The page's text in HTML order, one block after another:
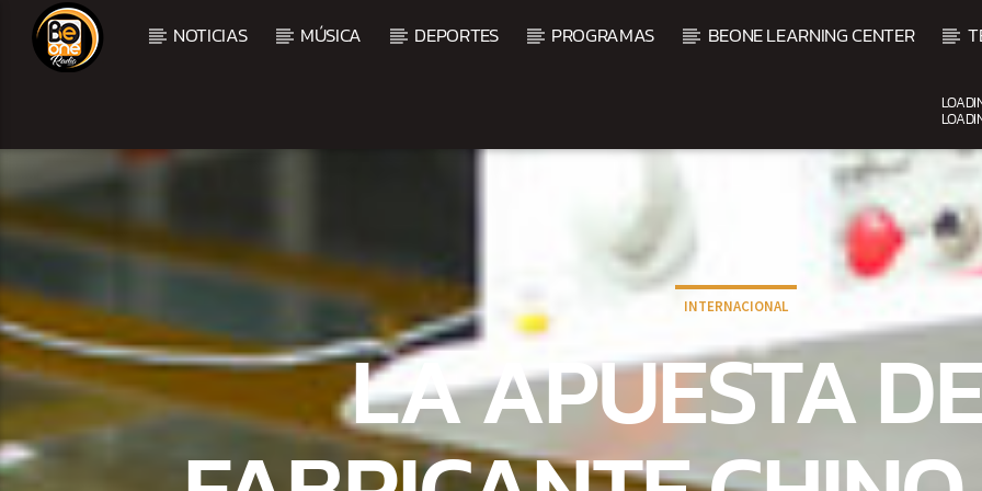
NOTICIAS MÚSICA DEPORTES PROGRAMAS BEONE LEARNING CENTER
ARTIST
INTERNACIONAL
LA APUESTA